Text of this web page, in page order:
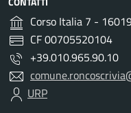
Corso Italia 7 -
CF 00705520104
+39.010.965.90.10
URP